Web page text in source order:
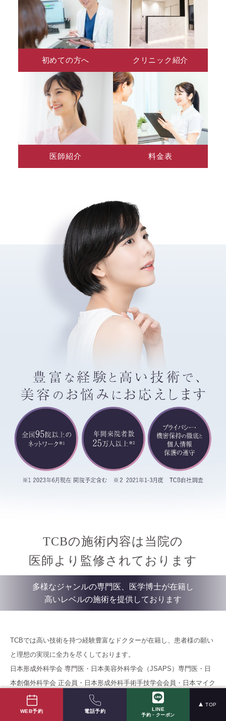
初めての方へ クリニック紹介
医師紹介 料金表
TCBの施術内容は当院の
医師より監修されております
多様なジャンルの専門医、医学博士が在籍し
高いレベルの施術を提供しております
TCBでは高い技術を持つ経験豊富なドクターが在籍し、患者様の願い
と理想の実現に全力を尽くしております。
日本形成外科学会 専門医・日本美容外科学会（JSAPS）専門医・日
本創傷外科学会 正会員・日本形成外科手術手技学会会員・日本マイク
ロサージャリー学会会員が在籍。
また、医学研究に携わる医学博士が在籍しており、新薬開発や関連研
WEB予約 電話予約 LINE
予約・クーポン
TOP